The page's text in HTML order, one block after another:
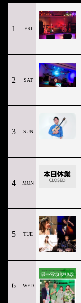
1 FRI
2 SAT
3 SUN
4 MON
5 TUE
6 WED